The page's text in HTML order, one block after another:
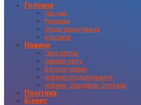
Головна
Про нас
Реклама
Угода користувача
Контакти
Новини
Прес-релізи
Новини світу
Каталог новин
Новини оподаткування
Новини, Скандали, Сенсації
Політика
Бізнес